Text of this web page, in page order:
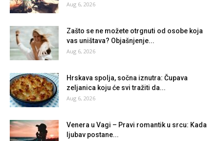
Aug 6, 2026
Zašto se ne možete otrgnuti od osobe koja
vas uništava? Objašnjenje...
Aug 6, 2026
Hrskava spolja, sočna iznutra: Čupava
zeljanica koju će svi tražiti da...
Aug 6, 2026
Venera u Vagi – Pravi romantik u srcu: Kada
ljubav postane...